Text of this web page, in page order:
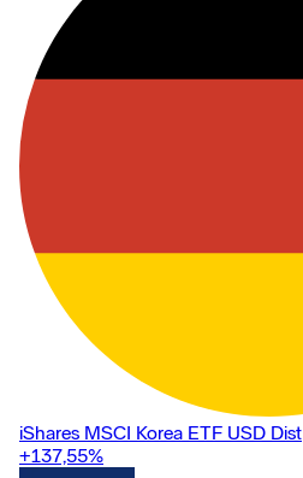
iShares MSCI Korea ETF USD Dist
+137,55%